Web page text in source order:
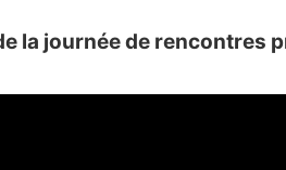
la journée de rencontres